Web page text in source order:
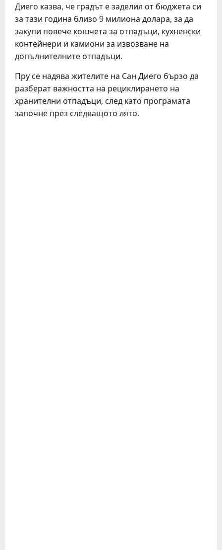
Диего казва, че градът е заделил от бюджета си
за тази година близо 9 милиона долара, за да
закупи повече кошчета за отпадъци, кухненски
контейнери и камиони за извозване на
допълнителните отпадъци.
Пру се надява жителите на Сан Диего бързо да
разберат важността на рециклирането на
хранителни отпадъци, след като програмата
започне през следващото лято.